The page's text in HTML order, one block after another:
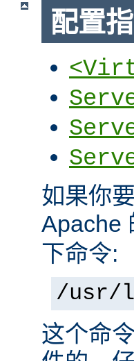
配置
如果你
Apache
下命令:
/usr/
这个命